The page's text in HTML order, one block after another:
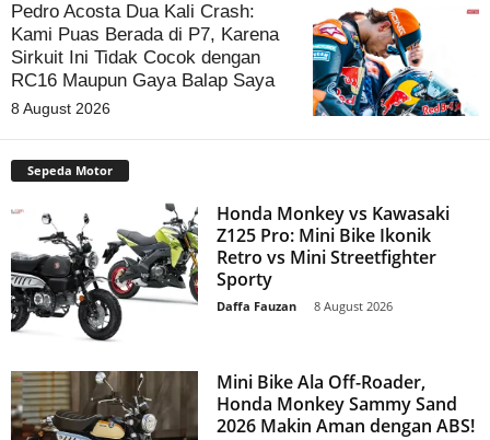
Pedro Acosta Dua Kali Crash:
Kami Puas Berada di P7, Karena
Sirkuit Ini Tidak Cocok dengan
RC16 Maupun Gaya Balap Saya
8 August 2026
Sepeda Motor
Honda Monkey vs Kawasaki
Z125 Pro: Mini Bike Ikonik
Retro vs Mini Streetfighter
Sporty
Daffa Fauzan 8 August 2026
Mini Bike Ala Off-Roader,
Honda Monkey Sammy Sand
2026 Makin Aman dengan ABS!